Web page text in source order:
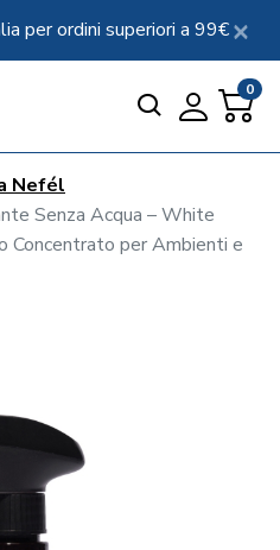
per ordini superiori a 99€
0
Nefél
Senza Acqua – White
Concentrato per Ambienti e